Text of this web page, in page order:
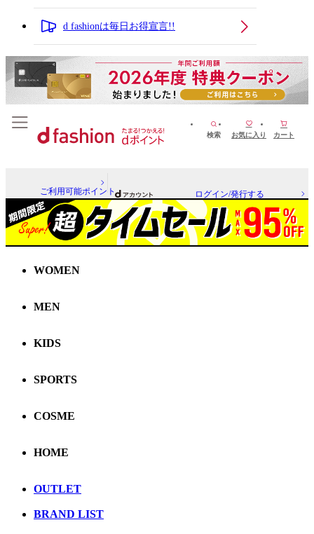
d fashionは毎日お得宣言!!
検索 お気に入り カート
ご利用可能ポイント ログイン/発行する
WOMEN
MEN
KIDS
SPORTS
COSME
HOME
OUTLET
BRAND LIST